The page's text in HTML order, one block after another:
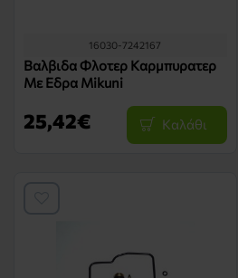
16030-7242167
Βαλβιδα Φλοτερ Καρμπυρατερ
Με Εδρα Mikuni
25,42€ Καλάθι